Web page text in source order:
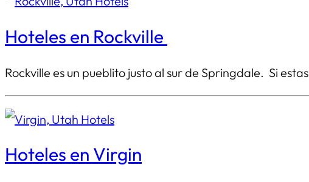
Hoteles en Rockville
Rockville es un pueblito justo al sur de Springdale. Si
Hoteles en Virgin